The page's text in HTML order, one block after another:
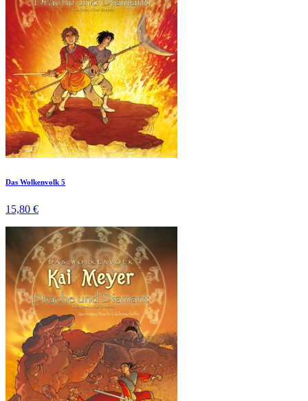
Das Wolkenvolk 5
15,80 €